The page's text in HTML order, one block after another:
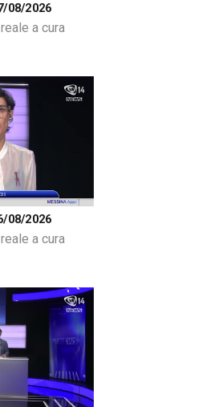
08/2026
a cura
08/2026
a cura